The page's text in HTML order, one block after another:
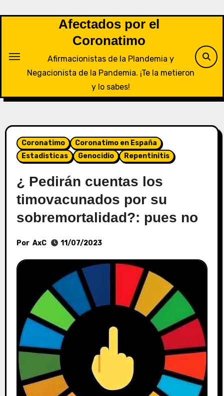
Afectados por el
Coronatimo
Afirmacionistas de la Plandemia y
Negacionista de la Pandemia. ¡Te la metieron
y lo sabes!
Coronatimo
Coronatimo en España
Estadisticas
Genocidio Repentinitis
¿ Pedirán cuentas los
timovacunados por su
sobremortalidad?: pues no
Por AxC 11/07/2023